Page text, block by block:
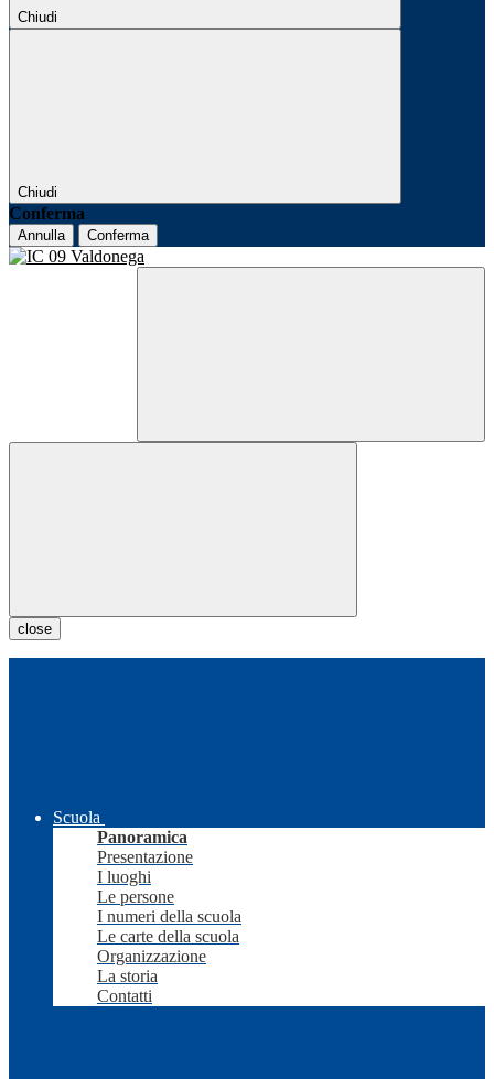
Chiudi
Chiudi
Conferma
Annulla Conferma
close
Scuola
Panoramica
Presentazione
I luoghi
Le persone
I numeri della scuola
Le carte della scuola
Organizzazione
La storia
Contatti